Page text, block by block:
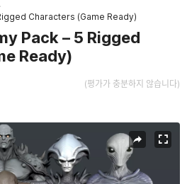
Characters (Game Ready)
Pack – 5 Rigged
Ready)
(평가가 충분하지 않습니다)